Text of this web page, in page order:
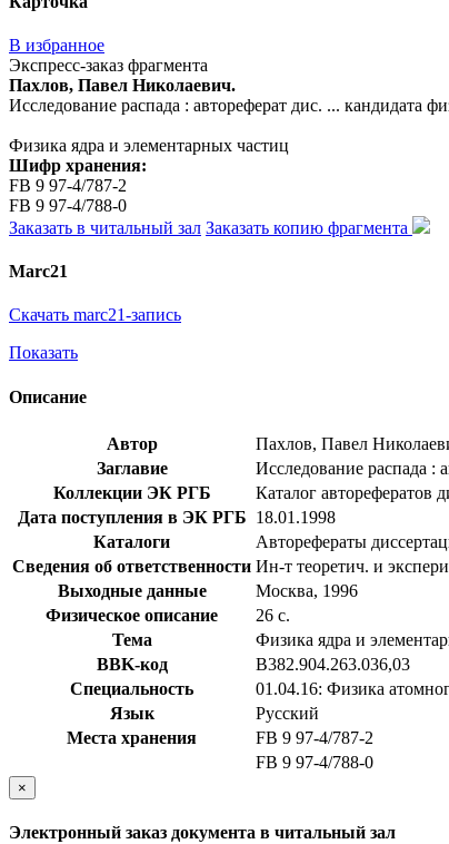
В избранное
Экспресс-заказ фрагмента
Пахлов, Павел Николаевич.
Исследование распада : автореферат дис. ... кандидата
Физика ядра и элементарных частиц
Шифр хранения:
FB 9 97-4/787-2
FB 9 97-4/788-0
Заказать в читальный зал Заказать копию фрагмента
Marc21
Скачать marc21-запись
Показать
Описание
Автор
Пахлов, Павел
Заглавие
Исследование распада :
Коллекции ЭК РГБ
Каталог авторефератов
Дата поступления в ЭК РГБ 18.01.1998
Каталоги
Авторефераты
Сведения об ответственности Ин-т теоретич. и
Выходные данные
Москва, 1996
Физическое описание
26 с.
Тема
Физика ядра и
BBK-код
В382.904.263.036,03
Специальность
01.04.16: Физика
Язык
Русский
Места хранения
FB 9 97-4/787-2
FB 9 97-4/788-0
×
Электронный заказ документа в читальный зал